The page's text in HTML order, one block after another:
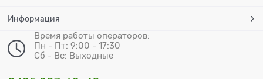
Информация
Время работы операторов:
Пн - Пт: 9:00 - 17:30
Сб - Вс: Выходные